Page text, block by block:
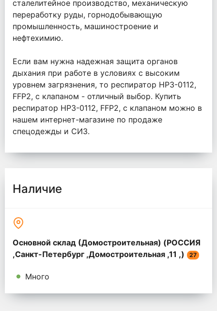
сталелитейное производство, механическую
переработку руды, горнодобывающую
промышленность, машиностроение и
нефтехимию.
Если вам нужна надежная защита органов
дыхания при работе в условиях с высоким
уровнем загрязнения, то респиратор НРЗ-0112,
FFP2, с клапаном - отличный выбор. Купить
респиратор НРЗ-0112, FFP2, с клапаном можно в
нашем интернет-магазине по продаже
спецодежды и СИЗ.
Наличие
Основной склад (Домостроительная) (РОССИЯ
,Санкт-Петербург ,Домостроительная ,11 ,)
27
Много